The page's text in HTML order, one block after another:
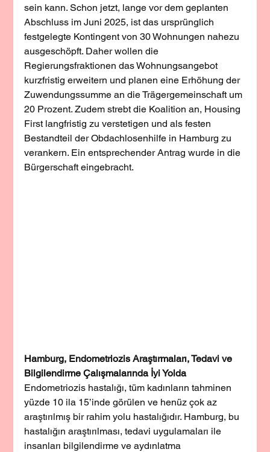
sein kann. Schon jetzt, lange vor dem geplanten
Abschluss im Juni 2025, ist das ursprünglich
festgelegte Kontingent von 30 Wohnungen nahezu
ausgeschöpft. Daher wollen die
Regierungsfraktionen das Wohnungsangebot
kurzfristig erweitern und planen eine Erhöhung der
Zuwendungssumme an die Trägergemeinschaft um
20 Prozent. Zudem strebt die Koalition an, Housing
First langfristig zu verstetigen und als festen
Bestandteil der Obdachlosenhilfe in Hamburg zu
verankern. Ein entsprechender Antrag wurde in die
Bürgerschaft eingebracht.
Hamburg, Endometriozis Araştırmaları, Tedavi ve
Bilgilendirme Çalışmalarında İyi Yolda
Endometriozis hastalığı, tüm kadınların tahminen
yüzde 10 ila 15’inde görülen ve henüz çok az
araştırılmış bir rahim yolu hastalığıdır. Hamburg, bu
hastalığın araştırılması, tedavi uygulamaları ile
insanları bilgilendirme ve aydınlatma